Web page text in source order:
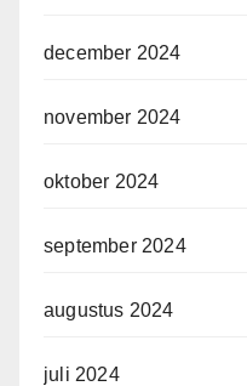
december 2024
november 2024
oktober 2024
september 2024
augustus 2024
juli 2024